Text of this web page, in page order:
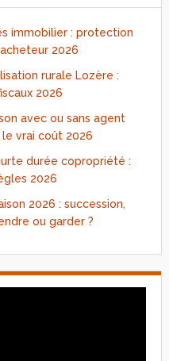
immobilier : protection
2026
rurale Lozère :
2026
avec ou sans agent
vrai coût 2026
durée copropriété :
2026
2026 : succession,
ou garder ?